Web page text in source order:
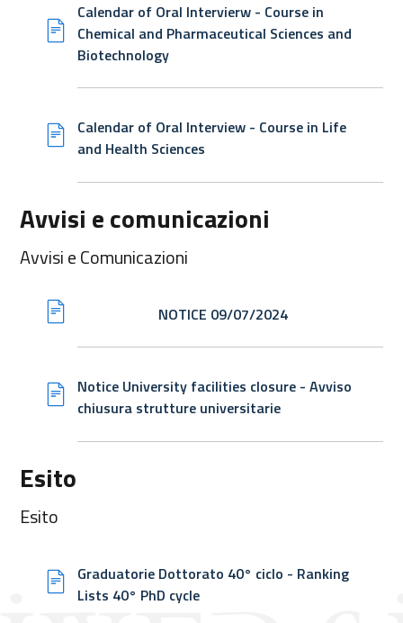
Calendar of Oral Intervierw - Course in
Chemical and Pharmaceutical Sciences and
Biotechnology
Calendar of Oral Interview - Course in Life
and Health Sciences
Avvisi e comunicazioni
Avvisi e Comunicazioni
NOTICE 09/07/2024
Notice University facilities closure - Avviso
chiusura strutture universitarie
Esito
Esito
Graduatorie Dottorato 40° ciclo - Ranking
Lists 40° PhD cycle